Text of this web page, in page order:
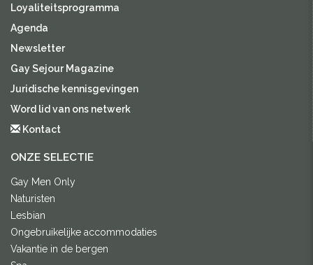
Loyaliteitsprogramma
Agenda
Newsletter
Gay Sejour Magazine
Juridische kennisgevingen
Word lid van ons netwerk
Kontact
ONZE SELECTIE
Gay Men Only
Naturisten
Lesbian
Ongebruikelijke accommodaties
Vakantie in de bergen